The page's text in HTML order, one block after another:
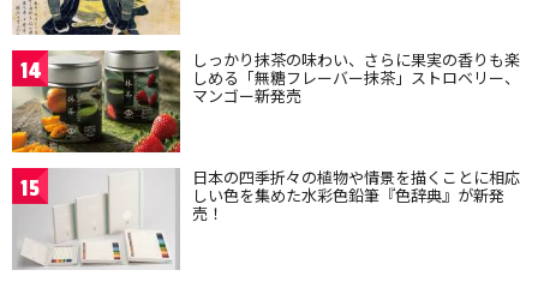
14 しっかり抹茶の味わい、さらに果実の香りも楽
しめる「無糖フレーバー抹茶」ストロベリー、
マンゴー新発売
15 日本の四季折々の植物や情景を描くことに相応
しい色を集めた水彩色鉛筆『色辞典』が新発
売！